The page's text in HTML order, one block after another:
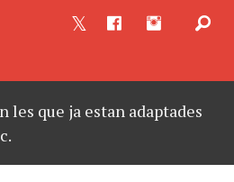
que ja estan adaptades